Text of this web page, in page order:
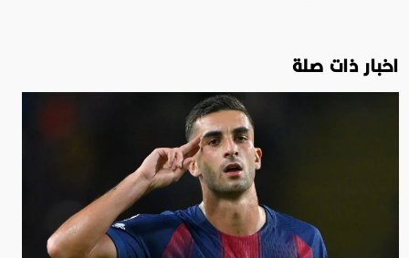
اخبار ذات صلة